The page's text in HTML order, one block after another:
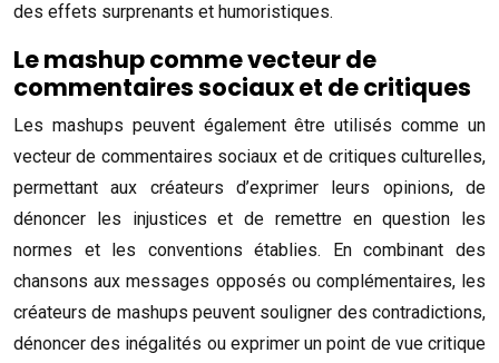
des effets surprenants et humoristiques.
Le mashup comme vecteur de
commentaires sociaux et de critiques
Les mashups peuvent également être utilisés comme un
vecteur de commentaires sociaux et de critiques culturelles,
permettant aux créateurs d’exprimer leurs opinions, de
dénoncer les injustices et de remettre en question les
normes et les conventions établies. En combinant des
chansons aux messages opposés ou complémentaires, les
créateurs de mashups peuvent souligner des contradictions,
dénoncer des inégalités ou exprimer un point de vue critique